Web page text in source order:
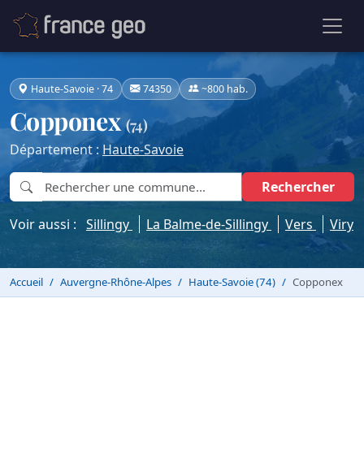
Haute-Savoie · 74 74350 ~800 hab.
Copponex(74)
Département : Haute-Savoie
Rechercher
Voir aussi : Sillingy La Balme-de-Sillingy Vers Viry
Accueil Auvergne-Rhône-Alpes Haute-Savoie (74) Copponex